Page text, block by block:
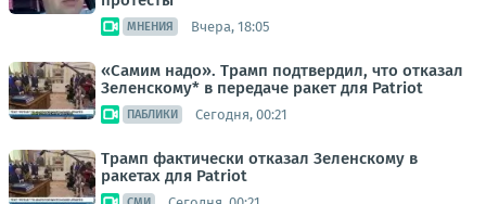
МНЕНИЯ Вчера, 18:05
«Самим надо». Трамп подтвердил, что отказал
Зеленскому* в передаче ракет для Patriot
ПАБЛИКИ Сегодня, 00:21
Трамп фактически отказал Зеленскому в
ракетах для Patriot